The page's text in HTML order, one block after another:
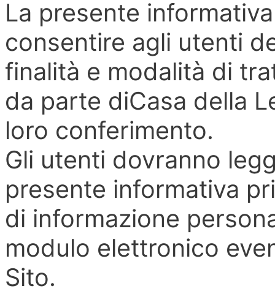
La presente
consentire agli utenti
finalità e modalità di
da parte diCasa della
loro conferimento.
Gli utenti dovranno
presente informativa
di informazione
modulo elettronico
Sito.